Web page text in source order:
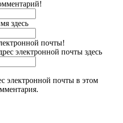
здесь
почты!
электронной почты здесь
электронной почты в этом